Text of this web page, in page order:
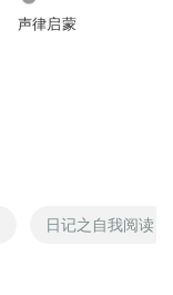
声律启蒙
日记之自我阅读